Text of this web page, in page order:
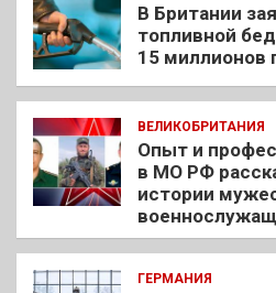
В Британии
топливной
15 миллионов
ВЕЛИКОБРИТАНИЯ
Опыт и
в МО РФ
истории
ГЕРМАНИЯ